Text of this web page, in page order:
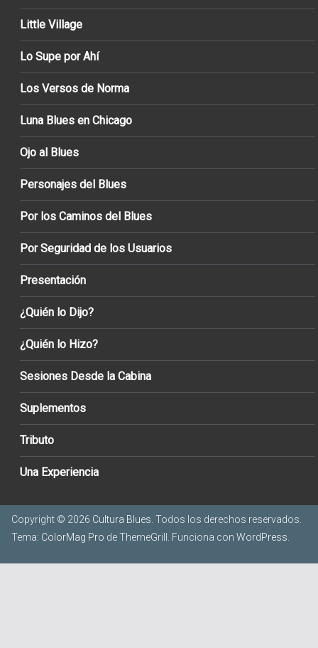
Little Village
Lo Supe por Ahí
Los Versos de Norma
Luna Blues en Chicago
Ojo al Blues
Personajes del Blues
Por los Caminos del Blues
Por Seguridad de los Usuarios
Presentación
¿Quién lo Dijo?
¿Quién lo Hizo?
Sesiones Desde la Cabina
Suplementos
Tributo
Una Experiencia
Copyright © 2026 Cultura Blues . Todos los derechos reservados.
Tema: ColorMag Pro de ThemeGrill. Funciona con WordPress